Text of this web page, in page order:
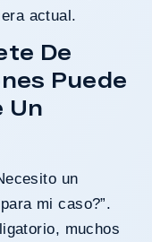
actual.
De
Puede
Un
un
mi caso?”.
muchos